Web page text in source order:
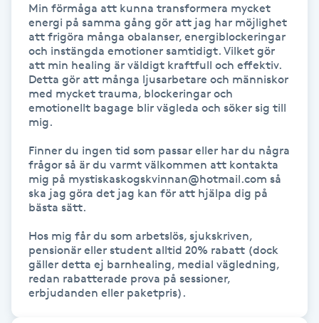
Japansk massage
Katun fransar
Kemisk peeling
Keratinbehandling
Kinesiologi
Kinesisk medicin
Kiropraktik
Min förmåga att kunna transformera mycket
energi på samma gång gör att jag har möjlighet
att frigöra många obalanser, energiblockeringar
och instängda emotioner samtidigt. Vilket gör
att min healing är väldigt kraftfull och effektiv.
Detta gör att många ljusarbetare och människor
med mycket trauma, blockeringar och
emotionellt bagage blir vägleda och söker sig till
mig.
Finner du ingen tid som passar eller har du några
frågor så är du varmt välkommen att kontakta
mig på mystiskaskogskvinnan@hotmail.com så
ska jag göra det jag kan för att hjälpa dig på
bästa sätt.
Hos mig får du som arbetslös, sjukskriven,
pensionär eller student alltid 20% rabatt (dock
gäller detta ej barnhealing, medial vägledning,
redan rabatterade prova på sessioner,
erbjudanden eller paketpris).